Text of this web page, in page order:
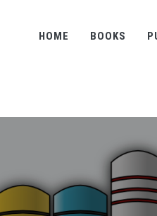
HOME BOOKS